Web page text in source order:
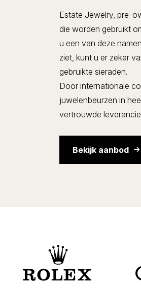
Estate Jewelry, pre-
die worden gebruikt
u een van deze
ziet, kunt u er zeker
gebruikte sieraden.
Door internationale
juwelenbeurzen in
vertrouwde
Bekijk aanbod